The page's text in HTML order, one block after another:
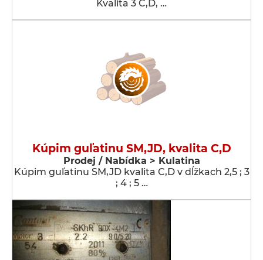
Kvalita 3 C,D, …
Kúpim guľatinu SM,JD, kvalita C,D
Prodej / Nabídka > Kulatina
Kúpim guľatinu SM,JD kvalita C,D v dĺžkach 2,5 ; 3
; 4 ; 5 …